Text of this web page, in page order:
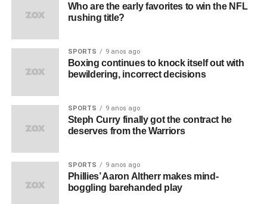
Who are the early favorites to win the NFL
rushing title?
SPORTS 9 anos ago
Boxing continues to knock itself out with
bewildering, incorrect decisions
SPORTS 9 anos ago
Steph Curry finally got the contract he
deserves from the Warriors
SPORTS 9 anos ago
Phillies’ Aaron Altherr makes mind-
boggling barehanded play